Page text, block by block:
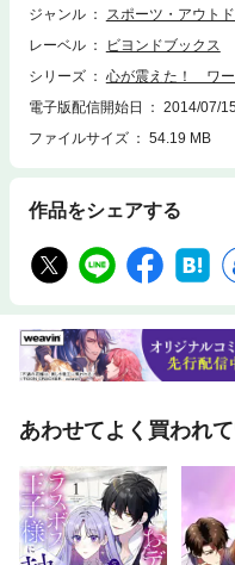
全試合詳細スタッツ付き。
ジャンル
スポーツ・アウト
レーベル
ビヨンドブックス
シリーズ
心が震えた！ ワー
電子版配信開始日
2014/07/
ファイルサイズ
54.19 MB
作品をシェアする
あわせてよく買われ